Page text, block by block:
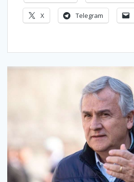
X Telegram